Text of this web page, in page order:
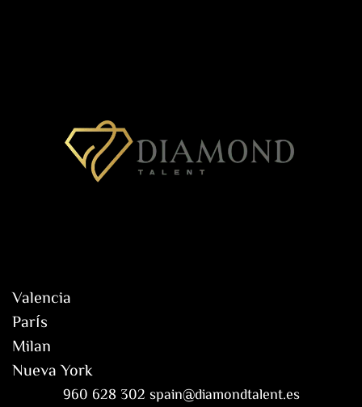
Valencia
París
Milan
Nueva York
960 628 302 spain@diamondtalent.es